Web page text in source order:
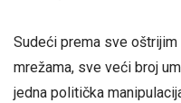
Sudeći prema sve
mrežama, sve veći broj
jedna politička